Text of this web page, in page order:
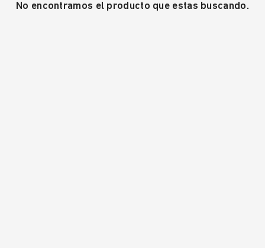
No encontramos el producto que estas buscando.